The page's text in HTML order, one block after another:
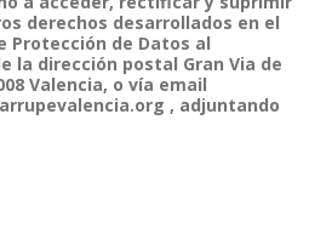
derechos desarrollados en el
Protección de Datos al
la dirección postal Gran Via de
Valencia, o vía email
, adjuntando